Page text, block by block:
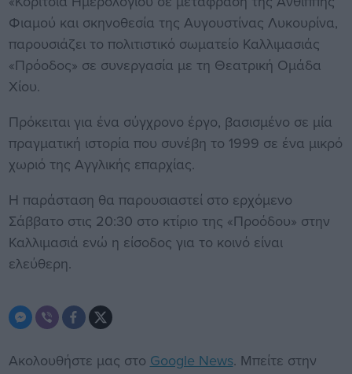
Φιαμού και σκηνοθεσία της Αυγουστίνας Λυκουρίνα,
παρουσιάζει το πολιτιστικό σωματείο Καλλιμασιάς
«Πρόοδος» σε συνεργασία με τη Θεατρική Ομάδα
Χίου.
Πρόκειται για ένα σύγχρονο έργο, βασισμένο σε μία
πραγματική ιστορία που συνέβη το 1999 σε ένα μικρό
χωριό της Αγγλικής επαρχίας.
Η παράσταση θα παρουσιαστεί στο ερχόμενο
Σάββατο στις 20:30 στο κτίριο της «Προόδου» στην
Καλλιμασιά ενώ η είσοδος για το κοινό είναι
ελεύθερη.
Ακολουθήστε μας στο Google News. Μπείτε στην